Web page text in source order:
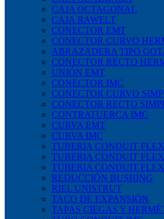
CAJA OCTAGONAL
CAJA RAWELT
CONECTOR EMT
CONECTOR CURVO
ABRAZADERA TIPO
CONECTOR RECTO
UNIÓN EMT
CONECTOR IMC
CONECTOR CURVO
CONECTOR RECTO
CONTRATUERCA IMC
CURVA EMT
CURVA IMC
TUBERIA CONDUIT
TUBERIA CONDUIT
TUBERIA CONDUIT
REDUCCIÓN BUSHING
RIEL UNISTRUT
TACO DE EXPANSIÓN
TAPAS CIEGAS Y